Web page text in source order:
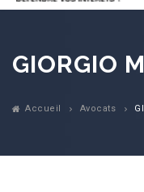
GIORGIO
Accueil Avocats